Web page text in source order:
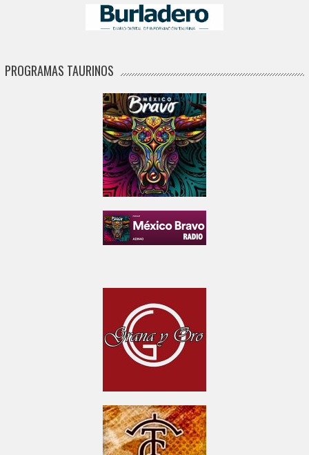
PROGRAMAS TAURINOS